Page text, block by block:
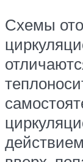
Схемы